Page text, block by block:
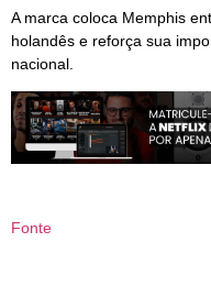
A marca coloca Memphis
holandês e reforça sua
nacional.
Fonte